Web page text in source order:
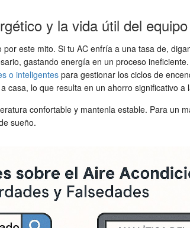
y la vida útil del equipo
este mito. Si tu AC enfría a una tasa de,
gastando energía en un proceso
o inteligentespara gestionar los ciclos de
casa, lo que resulta en un ahorro significativo a
confortable y mantenla estable. Para un
sueño.